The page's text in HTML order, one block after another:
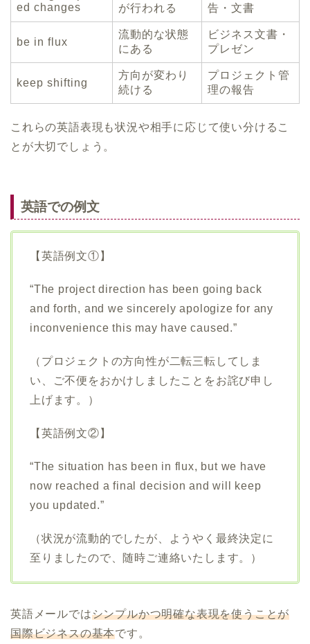
ed changes
が行われる
告・文書
be in flux
流動的な状態
にある
ビジネス文書・
プレゼン
keep shifting
方向が変わり
続ける
プロジェクト管
理の報告
これらの英語表現も状況や相手に応じて使い分けるこ
とが大切でしょう。
英語での例文
【英語例文①】
“The project direction has been going back
and forth, and we sincerely apologize for any
inconvenience this may have caused.”
（プロジェクトの方向性が二転三転してしま
い、ご不便をおかけしましたことをお詫び申し
上げます。）
【英語例文②】
“The situation has been in flux, but we have
now reached a final decision and will keep
you updated.”
（状況が流動的でしたが、ようやく最終決定に
至りましたので、随時ご連絡いたします。）
英語メールではシンプルかつ明確な表現を使うことが
国際ビジネスの基本です。